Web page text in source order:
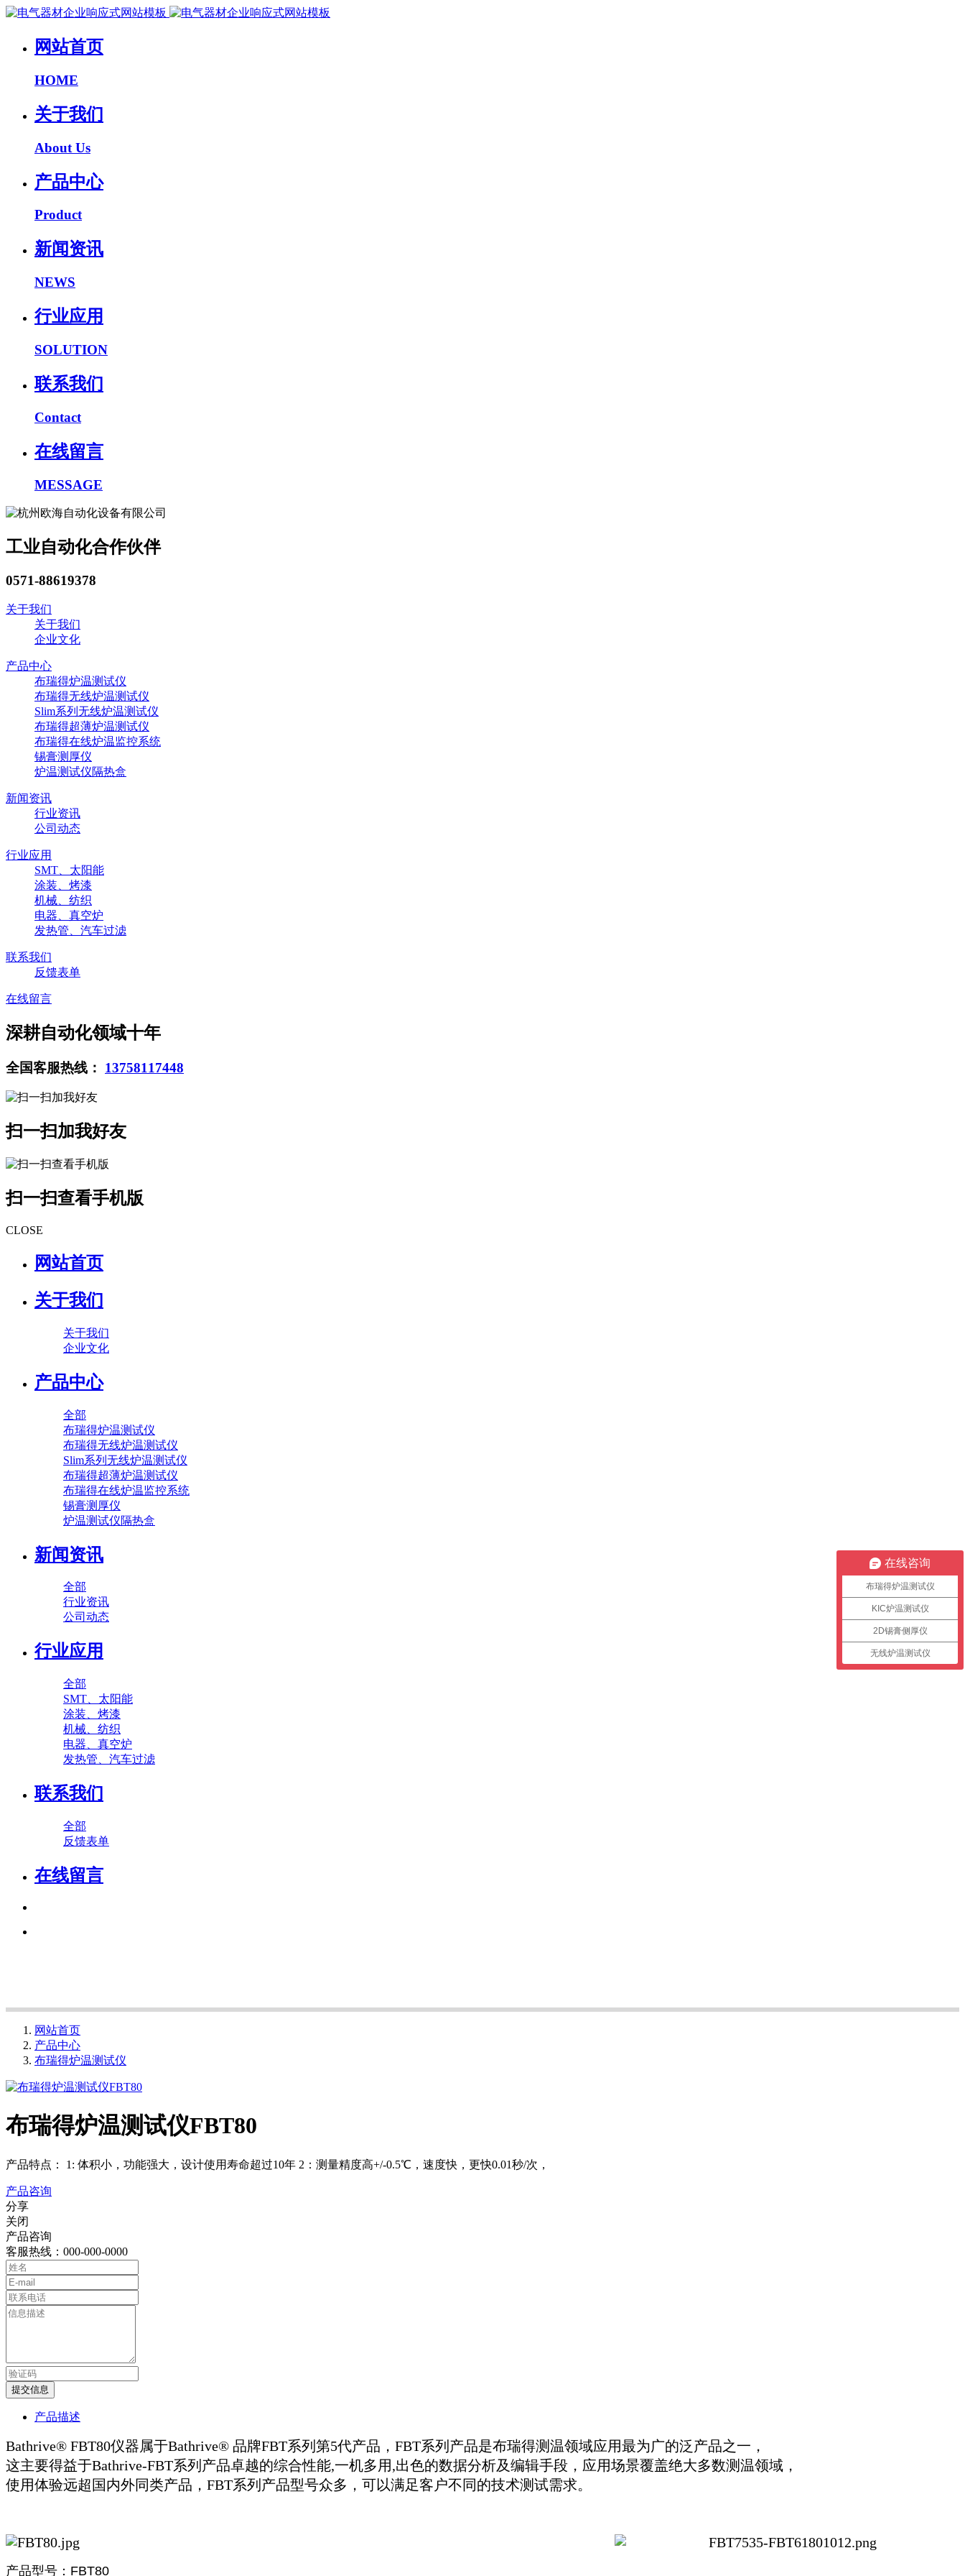
网站首页
HOME
关于我们
About Us
产品中心
Product
新闻资讯
NEWS
行业应用
SOLUTION
联系我们
Contact
在线留言
MESSAGE
工业自动化合作伙伴
0571-88619378
关于我们
关于我们
企业文化
产品中心
布瑞得炉温测试仪
布瑞得无线炉温测试仪
Slim系列无线炉温测试仪
布瑞得超薄炉温测试仪
布瑞得在线炉温监控系统
锡膏测厚仪
炉温测试仪隔热盒
新闻资讯
行业资讯
公司动态
行业应用
SMT、太阳能
涂装、烤漆
机械、纺织
电器、真空炉
发热管、汽车过滤
联系我们
反馈表单
在线留言
深耕自动化领域十年
全国客服热线： 13758117448
扫一扫加我好友
扫一扫查看手机版
CLOSE
网站首页
关于我们
关于我们
企业文化
产品中心
全部
布瑞得炉温测试仪
布瑞得无线炉温测试仪
Slim系列无线炉温测试仪
布瑞得超薄炉温测试仪
布瑞得在线炉温监控系统
锡膏测厚仪
炉温测试仪隔热盒
新闻资讯
全部
行业资讯
公司动态
行业应用
全部
SMT、太阳能
涂装、烤漆
机械、纺织
电器、真空炉
发热管、汽车过滤
联系我们
全部
反馈表单
在线留言
网站首页
产品中心
布瑞得炉温测试仪
布瑞得炉温测试仪FBT80
产品特点： 1: 体积小，功能强大，设计使用寿命超过10年 2：测量精度高+/-0.5℃，速度快，更快0.01秒/次，
产品咨询
分享
关闭
产品咨询
客服热线：000-000-0000
提交信息
产品描述
Bathrive® FBT80仪器属于Bathrive® 品牌FBT系列第5代产品，FBT系列产品是布瑞得测温领域应用最为广的泛产品之一，
这主要得益于Bathrive-FBT系列产品卓越的综合性能,一机多用,出色的数据分析及编辑手段，应用场景覆盖绝大多数测温领域，
使用体验远超国内外同类产品，FBT系列产品型号众多，可以满足客户不同的技术测试需求。
产品型号：FBT80
在线咨询
布瑞得炉温测试仪
KIC炉温测试仪
2D锡膏侧厚仪
无线炉温测试仪